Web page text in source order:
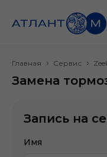
Главная Сервис
Замена
Запись на
Имя